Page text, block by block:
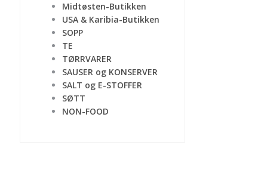
Midtøsten-Butikken
USA & Karibia-Butikken
SOPP
TE
TØRRVARER
SAUSER og KONSERVER
SALT og E-STOFFER
SØTT
NON-FOOD